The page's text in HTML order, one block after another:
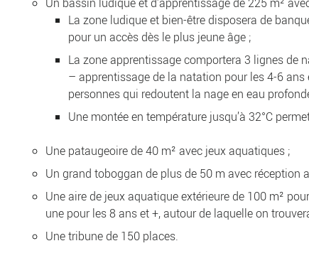
La zone ludique et bien-être disposera de
pour un accès dès le plus jeune âge ;
La zone apprentissage comportera 3 lignes de
– apprentissage de la natation pour les 4-6
personnes qui redoutent la nage en eau
Une montée en température jusqu’à 32°C
Une pataugeoire de 40 m² avec jeux aquatiques ;
Un grand toboggan de plus de 50 m avec réception
Une aire de jeux aquatique extérieure de 100 m²
une pour les 8 ans et +, autour de laquelle on
Une tribune de 150 places.